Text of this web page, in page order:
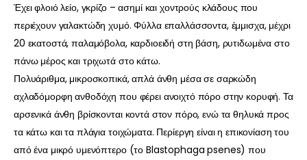
Έχει φλοιό λείο, γκρίζο – ασημί και χοντρούς κλάδους που
περιέχουν γαλακτώδη χυμό. Φύλλα επαλλάσσοντα, έμμισχα, μέχρι
20 εκατοστά, παλαμόβολα, καρδιοειδή στη βάση, ρυτιδωμένα στο
πάνω μέρος και τριχωτά στο κάτω.
Πολυάριθμα, μικροσκοπικά, απλά άνθη μέσα σε σαρκώδη
αχλαδόμορφη ανθοδόχη που φέρει ανοιχτό πόρο στην κορυφή. Τα
αρσενικά άνθη βρίσκονται κοντά στον πόρο, ενώ τα θηλυκά προς
τα κάτω και τα πλάγια τοιχώματα. Περίεργη είναι η επικονίαση του
από ένα μικρό υμενόπτερο (το Blastophaga psenes) που